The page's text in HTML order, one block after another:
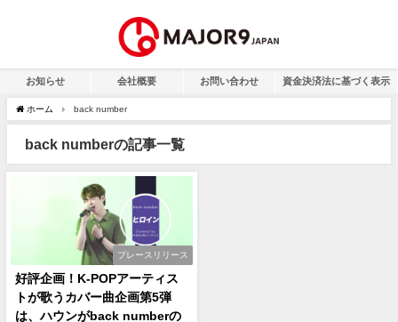
お知らせ 会社概要 お問い合わせ 資金決済法に基づく表示
ホーム back number
back numberの記事一覧
プレースリリース
好評企画！K-POPアーティス
トが歌うカバー曲企画第5弾
は、ハウンがback numberの